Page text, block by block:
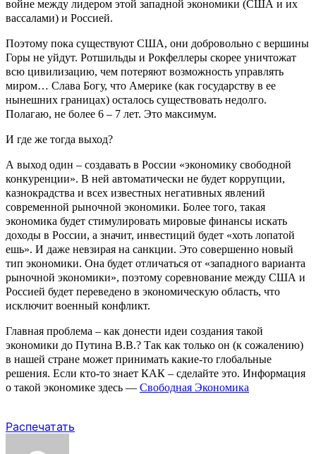
войне между лидером этой западной экономики (США и их
вассалами) и Россией.
Поэтому пока существуют США, они добровольно с вершины
Горы не уйдут. Ротшильды и Рокфеллеры скорее уничтожат
всю цивилизацию, чем потеряют возможность управлять
миром… Слава Богу, что Америке (как государству в ее
нынешних границах) осталось существовать недолго.
Полагаю, не более 6 – 7 лет. Это максимум.
И где же тогда выход?
А выход один – создавать в России «экономику свободной
конкуренции». В ней автоматически не будет коррупции,
казнокрадства и всех известных негативных явлений
современной рыночной экономики. Более того, такая
экономика будет стимулировать мировые финансы искать
доходы в России, а значит, инвестиций будет «хоть лопатой
ешь». И даже невзирая на санкции. Это совершенно новый
тип экономики. Она будет отличаться от «западного варианта
рыночной экономики», поэтому соревнование между США и
Россией будет переведено в экономическую область, что
исключит военный конфликт.
Главная проблема – как донести идеи создания такой
экономики до Путина В.В.? Так как только он (к сожалению)
в нашей стране может принимать какие-то глобальные
решения. Если кто-то знает КАК – сделайте это. Информация
о такой экономике здесь — Свободная Экономика
Распечатать